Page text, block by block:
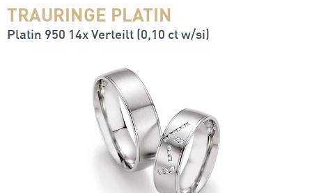
TRAURINGE PLATIN
Platin 950 14x Verteilt (0,10 ct w/si)